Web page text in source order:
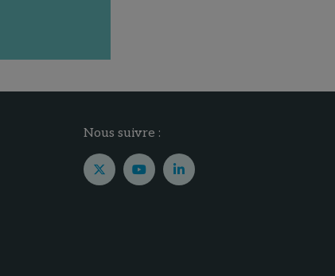
Nous suivre :